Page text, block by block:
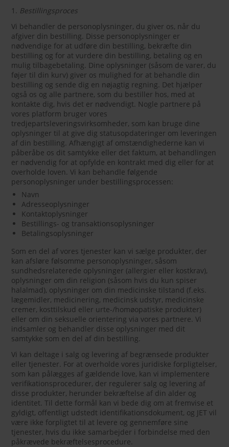
1. Bestillingsproces
Vi behandler de personoplysninger, du giver os, når du
afgiver din bestilling. Disse personoplysninger er
nødvendige for at udføre din bestilling, bekræfte din
bestilling og for at vurdere din bestilling, betaling og en
mulig tilbagebetaling. Dine oplysninger (såsom de varer, du
føjer til din kurv) giver os mulighed for at behandle din
bestilling og sende dig en nøjagtig regning. Det hjælper
også os og alle partnere, som du bestiller hos, med at
kontakte dig, hvis det er nødvendigt. Nogle partnere på
vores platform bruger vores
tredjepartsleveringsvirksomheder, som kan bruge dine
oplysninger til at give dig statusopdateringer om leveringen
af din bestilling. Afhængigt af omstændighederne kan vi
påberåbe os dit samtykke eller det faktum, at behandlingen
er nødvendig for at opfylde en kontrakt med dig eller for at
overholde loven. Vi kan behandle følgende
personoplysninger under bestillingsprocessen:
Navn
Adresseoplysninger
Kontaktoplysninger
Bestillings- og transaktionsoplysninger
Betalingsoplysninger
Som en del af vores tjenester kan vi sælge produkter, der
kan afsløre følsomme personoplysninger, såsom
sundhedsrelaterede oplysninger (allergier eller kostkrav),
oplysninger om din religion (såsom hvis du kun spiser
halalmad), oplysninger om din medicinske tilstand (f.eks.
lægemidler, medicinering, medicinsk udstyr, medicinske
cremer, kosttilskud eller urte-/homøopatiske produkter)
eller om din seksuelle orientering via vores partnere. Vi
indsamler og behandler disse oplysninger med dit
samtykke som en del af din bestilling.
Vi kan deltage i salg og levering af begrænsede produkter
eller tjenester. For at overholde vores juridiske forpligtelser,
som kan pålægges af gældende love, kan vi implementere
verifikationsprocedurer, der regulerer salg og levering af
disse produkter, herunder bekræftelse af din alder og
identitet. Til dette formål kan vi bede dig om at fremvise et
gyldigt, offentligt udstedt identifikationsdokument, og JET vil
være ikke forpligtet til at levere og gennemføre sine
tjenester, hvis du ikke samarbejder i forbindelse med den
påkrævede bekræftelsesprocedure.